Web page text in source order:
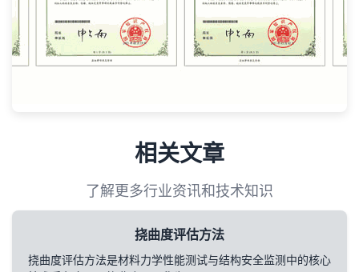
相关文章
了解更多行业资讯和技术知识
挠曲度评估方法
挠曲度评估方法是材料力学性能测试与结构安全监测中的核心